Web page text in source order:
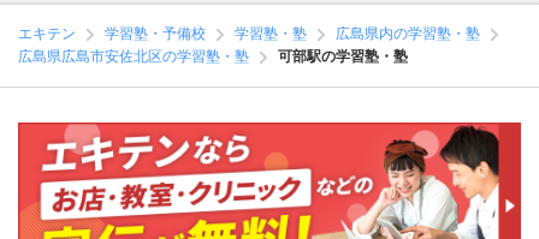
エキテン 学習塾・予備校 学習塾・塾
広島県内の学習塾・塾
広島県広島市安佐北区の学習塾・塾
可部駅の学習塾・塾